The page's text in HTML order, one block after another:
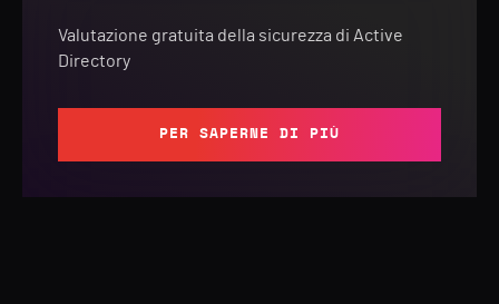
Valutazione gratuita della sicurezza di Active
Directory
PER SAPERNE DI PIÙ